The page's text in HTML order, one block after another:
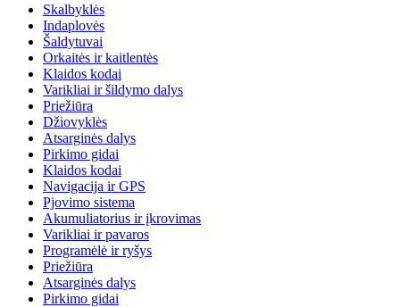
Skalbyklės
Indaplovės
Šaldytuvai
Orkaitės ir kaitlentės
Klaidos kodai
Varikliai ir šildymo dalys
Priežiūra
Džiovyklės
Atsarginės dalys
Pirkimo gidai
Klaidos kodai
Navigacija ir GPS
Pjovimo sistema
Akumuliatorius ir įkrovimas
Varikliai ir pavaros
Programėlė ir ryšys
Priežiūra
Atsarginės dalys
Pirkimo gidai